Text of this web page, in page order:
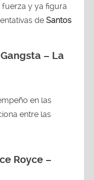
y ya figura
de Santos
– La
en las
entre las
Royce –